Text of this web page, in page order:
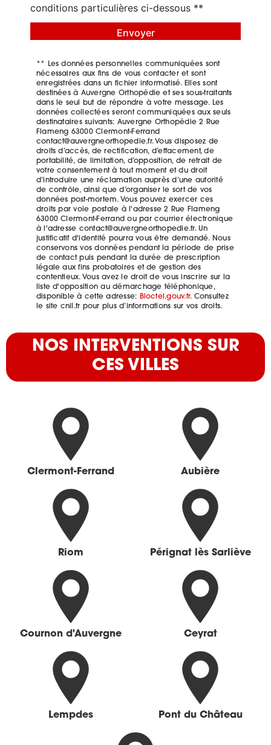
conditions particulières ci-dessous **
Envoyer
** Les données personnelles communiquées sont
nécessaires aux fins de vous contacter et sont
enregistrées dans un fichier informatisé. Elles sont
destinées à Auvergne Orthopédie et ses sous-traitants
dans le seul but de répondre à votre message. Les
données collectées seront communiquées aux seuls
destinataires suivants: Auvergne Orthopédie 2 Rue
Flameng 63000 Clermont-Ferrand
contact@auvergneorthopedie.fr. Vous disposez de
droits d’accès, de rectification, d’effacement, de
portabilité, de limitation, d’opposition, de retrait de
votre consentement à tout moment et du droit
d’introduire une réclamation auprès d’une autorité
de contrôle, ainsi que d’organiser le sort de vos
données post-mortem. Vous pouvez exercer ces
droits par voie postale à l'adresse 2 Rue Flameng
63000 Clermont-Ferrand ou par courrier électronique
à l'adresse contact@auvergneorthopedie.fr. Un
justificatif d'identité pourra vous être demandé. Nous
conservons vos données pendant la période de prise
de contact puis pendant la durée de prescription
légale aux fins probatoires et de gestion des
contentieux. Vous avez le droit de vous inscrire sur la
liste d'opposition au démarchage téléphonique,
disponible à cette adresse: Bloctel.gouv.fr. Consultez
le site cnil.fr pour plus d’informations sur vos droits.
NOS INTERVENTIONS SUR
CES VILLES
Clermont-Ferrand Aubière
Riom Pérignat lès Sarliève
Cournon d'Auvergne Ceyrat
Lempdes Pont du Château